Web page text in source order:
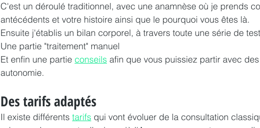
C'est un déroulé traditionnel, avec une anamnèse où je prends
antécédents et votre histoire ainsi que le pourquoi vous êtes là.
Ensuite j'établis un bilan corporel, à travers toute une série de
Une partie "traitement" manuel
Et enfin une partie conseils afin que vous puissiez partir avec
autonomie.
Des tarifs adaptés
Il existe différents tarifs qui vont évoluer de la consultation